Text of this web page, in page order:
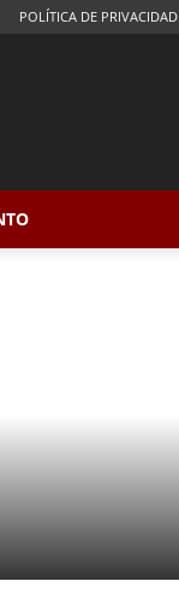
POLÍTICA DE PRIVACIDAD